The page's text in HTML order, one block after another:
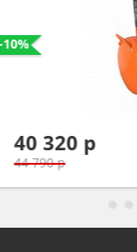
-15%
17 000 р
19 990 р